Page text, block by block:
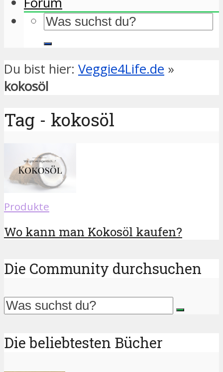
Du bist hier: Veggie4Life.de »
kokosöl
Tag - kokosöl
Produkte
Wo kann man Kokosöl kaufen?
Die Community durchsuchen
Die beliebtesten Bücher